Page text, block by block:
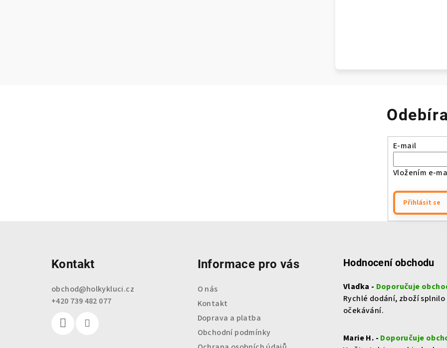
E-mail
Vložením e-
Přihlásit se
Kontakt
obchod@holkykluci.cz
+420 739 482 077
Informace pro vás
O nás
Kontakt
Doprava a platba
Obchodní podmínky
Hodnocení obchodu
Vlaďka - Doporučuje
Rychlé dodání, zboží splnilo
očekávání.
Marie H. - Doporučuje